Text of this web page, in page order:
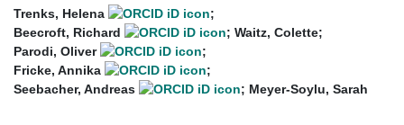
Trenks, Helena
;
Beecroft, Richard
; Waitz, Colette;
Parodi, Oliver
;
Fricke, Annika
;
Seebacher, Andreas
; Meyer-Soylu, Sarah